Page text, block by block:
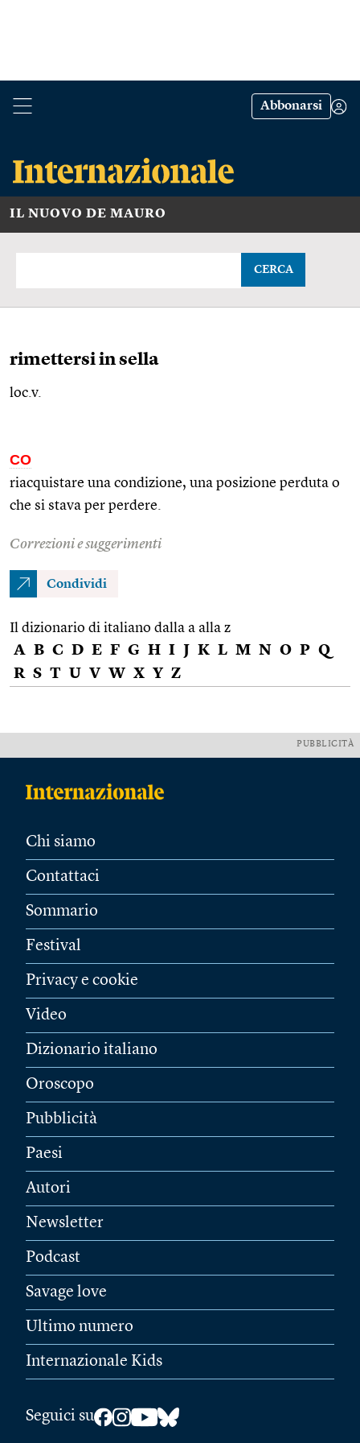
Abbonarsi
IL NUOVO DE MAURO
CERCA
rimettersi in sella
loc.v.
CO
riacquistare una condizione, una posizione perduta o
che si stava per perdere.
Correzioni e suggerimenti
Condividi
Il dizionario di italiano dalla a alla z
A B C D E F G H I J K L M N O P Q
R S T U V W X Y Z
PUBBLICITÀ
Chi siamo
Contattaci
Sommario
Festival
Privacy e cookie
Video
Dizionario italiano
Oroscopo
Pubblicità
Paesi
Autori
Newsletter
Podcast
Savage love
Ultimo numero
Internazionale Kids
Seguici su